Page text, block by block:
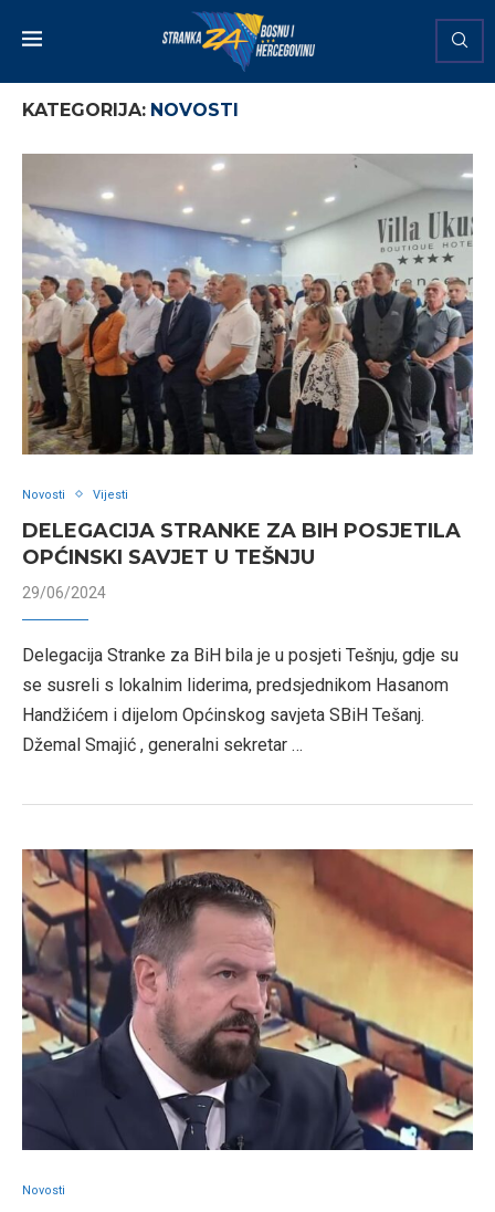
KATEGORIJA: NOVOSTI
Novosti Vijesti
DELEGACIJA STRANKE ZA BIH POSJETILA
OPĆINSKI SAVJET U TEŠNJU
29/06/2024
Delegacija Stranke za BiH bila je u posjeti Tešnju, gdje su
se susreli s lokalnim liderima, predsjednikom Hasanom
Handžićem i dijelom Općinskog savjeta SBiH Tešanj.
Džemal Smajić , generalni sekretar …
Novosti